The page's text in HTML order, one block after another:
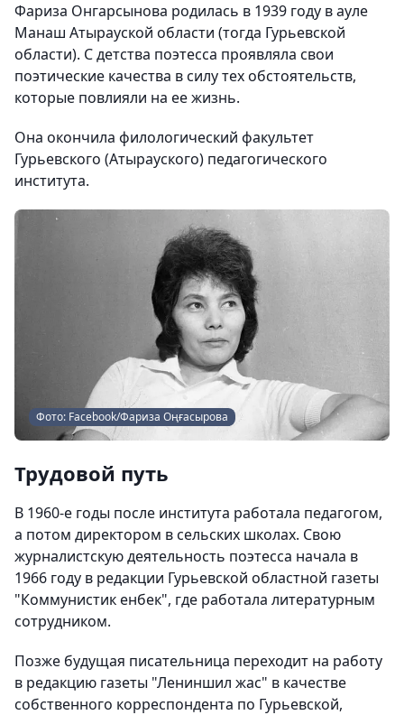
Фариза Онгарсынова родилась в 1939 году в ауле
Манаш Атырауской области (тогда Гурьевской
области). С детства поэтесса проявляла свои
поэтические качества в силу тех обстоятельств,
которые повлияли на ее жизнь.
Она окончила филологический факультет
Гурьевского (Атырауского) педагогического
института.
Фото: Facebook/Фариза Оңғасырова
Трудовой путь
В 1960-е годы после института работала педагогом,
а потом директором в сельских школах. Свою
журналистскую деятельность поэтесса начала в
1966 году в редакции Гурьевской областной газеты
"Коммунистик енбек", где работала литературным
сотрудником.
Позже будущая писательница переходит на работу
в редакцию газеты "Лениншил жас" в качестве
собственного корреспондента по Гурьевской,